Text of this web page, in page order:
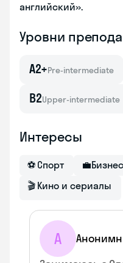
английский».
Уровни
A2+Pre-intermediate
B2Upper-intermediate
Интересы
⚽ Спорт 💼Бизнес
🎬 Кино и сериалы
А